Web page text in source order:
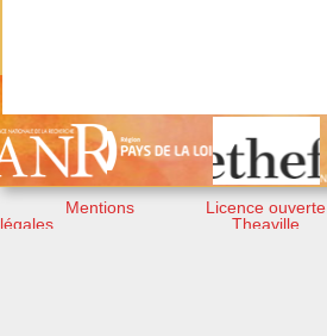
Mentions
légales
Licence ouverte
Theaville